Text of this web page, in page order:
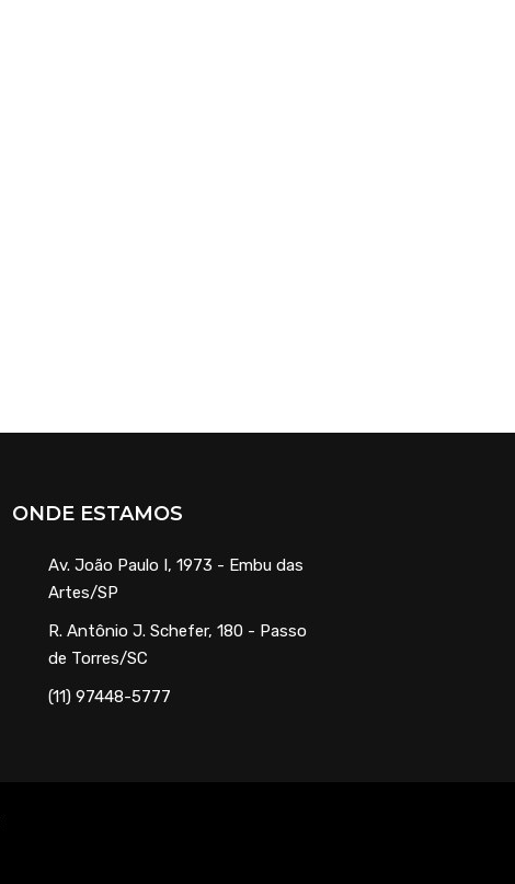
ONDE ESTAMOS
Av. João Paulo I, 1973 - Embu das
Artes/SP
R. Antônio J. Schefer, 180 - Passo
de Torres/SC
(11) 97448-5777